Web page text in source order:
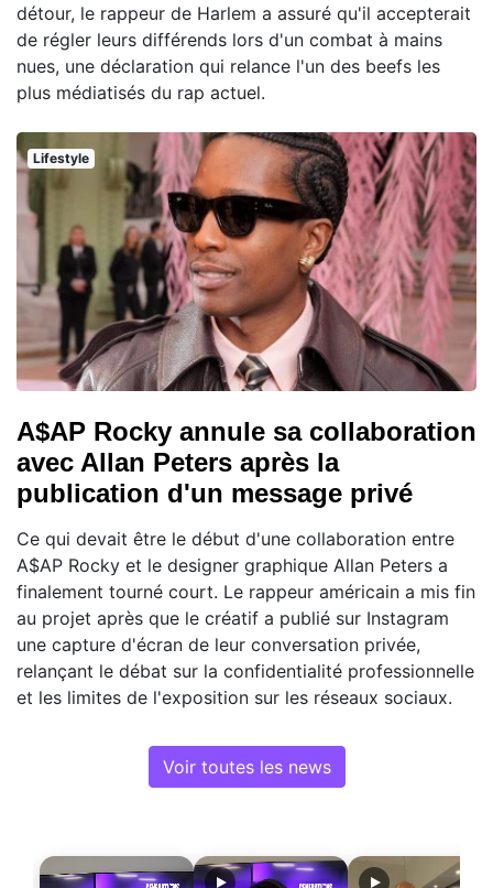
détour, le rappeur de Harlem a assuré qu'il accepterait
de régler leurs différends lors d'un combat à mains
nues, une déclaration qui relance l'un des beefs les
plus médiatisés du rap actuel.
Lifestyle
A$AP Rocky annule sa collaboration
avec Allan Peters après la
publication d'un message privé
Ce qui devait être le début d'une collaboration entre
A$AP Rocky et le designer graphique Allan Peters a
finalement tourné court. Le rappeur américain a mis fin
au projet après que le créatif a publié sur Instagram
une capture d'écran de leur conversation privée,
relançant le débat sur la confidentialité professionnelle
et les limites de l'exposition sur les réseaux sociaux.
Voir toutes les news